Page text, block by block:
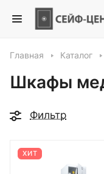
Главная Каталог
Шкафы
Фильтр
ХИТ